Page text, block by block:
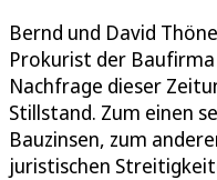
Bernd und David
Prokurist der
Nachfrage dieser
Stillstand. Zum einen
Bauzinsen, zum
juristischen